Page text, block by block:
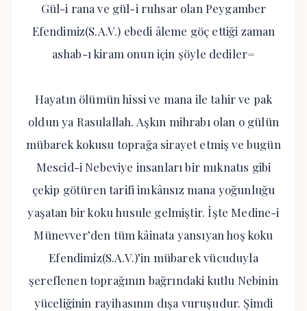
Gül-i rana ve gül-i ruhsar olan Peygamber
Efendimiz(S.A.V.) ebedi âleme göç ettiği zaman
ashab-ı kiram onun için şöyle dediler=
Hayatın ölümün hissi ve mana ile tahir ve pak
oldun ya Rasulallah. Aşkın mihrabı olan o gülün
mübarek kokusu toprağa sirayet etmiş ve bugün
Mescid-i Nebeviye insanları bir mıknatıs gibi
çekip götüren tarifi imkânsız mana yoğunluğu
yaşatan bir koku husule gelmiştir. İşte Medine-i
Münevver’den tüm kâinata yansıyan hoş koku
Efendimiz(S.A.V.)’in mübarek vücuduyla
şereflenen toprağının bağrındaki kutlu Nebinin
yüceliğinin rayihasının dışa vuruşudur. Şimdi